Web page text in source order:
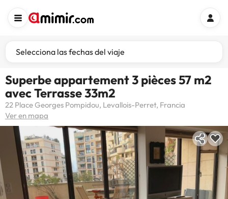
Selecciona las fechas del viaje
Superbe appartement 3 pièces 57 m2
avec Terrasse 33m2
22 Place Georges Pompidou, Levallois-Perret, Francia
Ver en mapa